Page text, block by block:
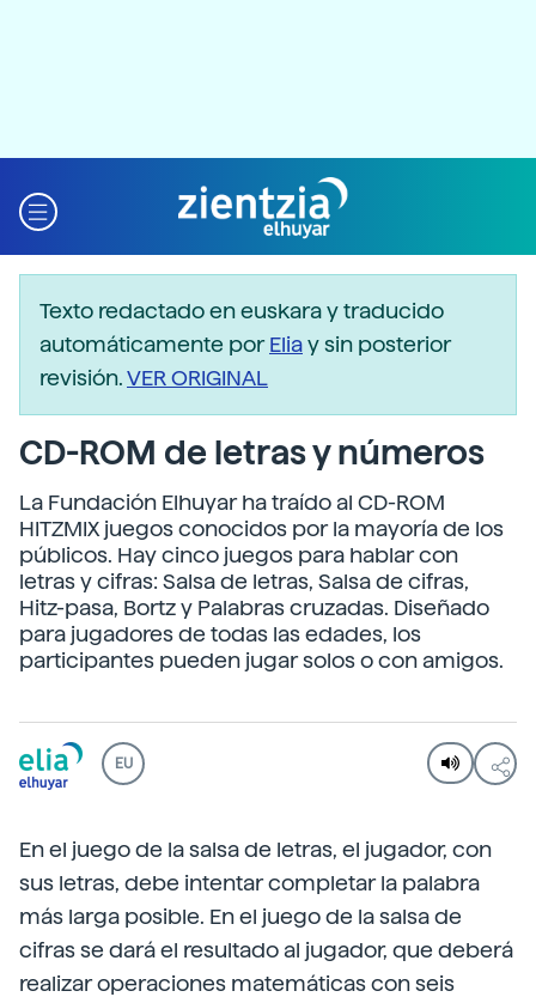
Texto redactado en euskara y traducido
automáticamente porEliay sin posterior
revisión.VER ORIGINAL
CD-ROM de letras y números
La Fundación Elhuyar ha traído al CD-ROM
HITZMIX juegos conocidos por la mayoría de los
públicos. Hay cinco juegos para hablar con
letras y cifras: Salsa de letras, Salsa de cifras,
Hitz-pasa, Bortz y Palabras cruzadas. Diseñado
para jugadores de todas las edades, los
participantes pueden jugar solos o con amigos.
EU
En el juego de la salsa de letras, el jugador, con
sus letras, debe intentar completar la palabra
más larga posible. En el juego de la salsa de
cifras se dará el resultado al jugador, que deberá
realizar operaciones matemáticas con seis